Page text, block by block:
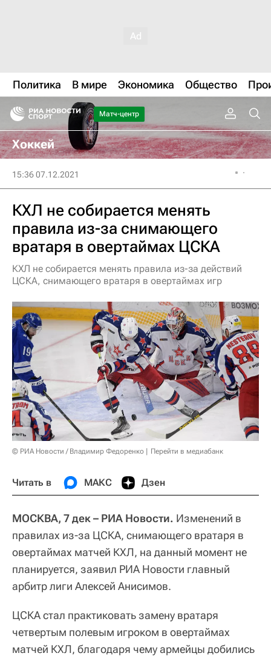
Политика В мире Экономика Общество
Матч-центр
Хоккей
15:36 07.12.2021
КХЛ не собирается менять
правила из-за снимающего
вратаря в овертаймах ЦСКА
КХЛ не собирается менять правила из-за действий
ЦСКА, снимающего вратаря в овертаймах игр
© РИА Новости / Владимир Федоренко Перейти в медиабанк
Читать в МАКС Дзен
МОСКВА, 7 дек – РИА Новости. Изменений в
правилах из-за ЦСКА, снимающего вратаря в
овертаймах матчей КХЛ, на данный момент не
планируется, заявил РИА Новости главный
арбитр лиги Алексей Анисимов.
ЦСКА стал практиковать замену вратаря
четвертым полевым игроком в овертаймах
матчей КХЛ, благодаря чему армейцы добились